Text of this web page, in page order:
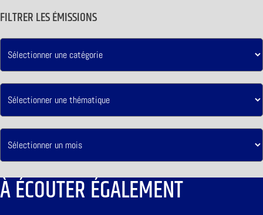
FILTRER LES ÉMISSIONS
À ÉCOUTER ÉGALEMENT